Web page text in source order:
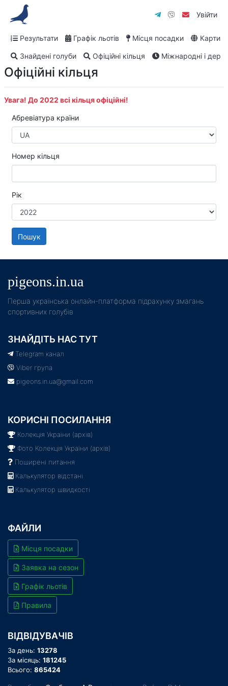
Увійти
Результати Графік льотів Місця посадки Карти
Знайдені голуби Офіційні кільця Міжнародні і
Офіційні кільця
Увага! До 2022 всі кільця офіційні!
Aбревіатура країни
Номер кільця
Рік
pigeons.in.ua
Пeрша українська онлайн-платформа підрахунку змагань
спортивних голубів
ЗНАЙДІТЬ НАС ТУТ
Telegram канал
Viber група
pigeons.in.ua@gmail.com
КОРИСНІ ПОСИЛАННЯ
Колекція України (архів)
Фото Колекція України (архів)
Поширені питання
Калькулятор відстані
Калькулятор швидкості
ФАЙЛИ
Місця посадки
Заявка на сезон
Графік льотів
Правила
ВІДВІДУВАЧІВ
За день: 13278
За місяць: 181245
Всього: 865424